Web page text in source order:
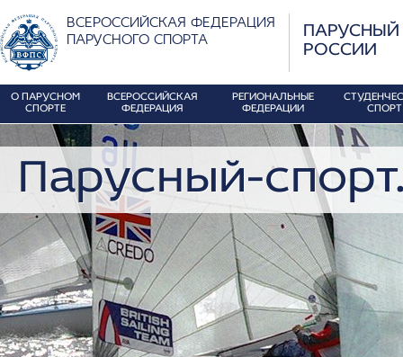
ВСЕРОССИЙСКАЯ ФЕДЕРАЦИЯ
ПАРУСНОГО СПОРТА
ПАРУСНЫЙ
РОССИИ
О ПАРУСНОМ
СПОРТЕ
ВСЕРОССИЙСКАЯ
ФЕДЕРАЦИЯ
РЕГИОНАЛЬНЫЕ
ФЕДЕРАЦИИ
СПОРТ
Парусный-